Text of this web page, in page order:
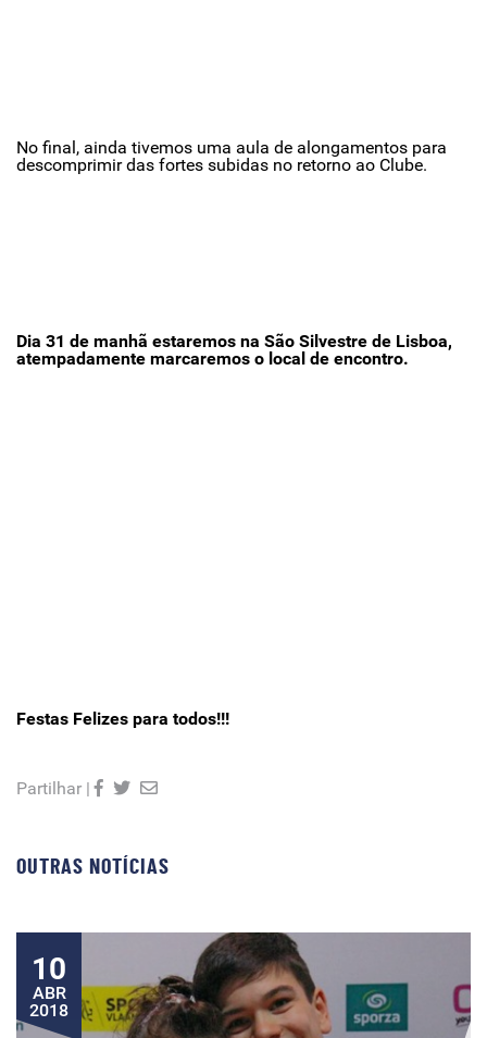
No final, ainda tivemos uma aula de alongamentos para
descomprimir das fortes subidas no retorno ao Clube.
Dia 31 de manhã estaremos na São Silvestre de Lisboa,
atempadamente marcaremos o local de encontro.
Festas Felizes para todos!!!
Partilhar |
OUTRAS NOTÍCIAS
10
ABR
2018